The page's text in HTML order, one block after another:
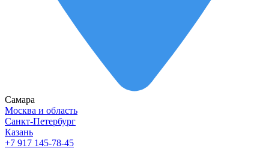
Самара
Москва и область
Санкт-Петербург
Казань
+7 917 145-78-45